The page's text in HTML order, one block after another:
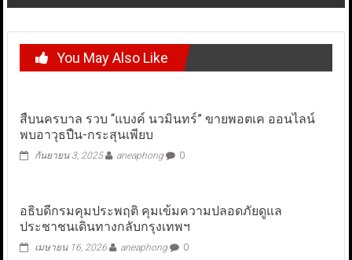
You May Also Like
สืบนครบาล รวบ “แบงค์ นวมินทร์” ขายพอตเค ออนไลน์
พบอาวุธปืน-กระสุนเพียบ
กันยายน 3, 2025 aneaphong 0
อธิบดีกรมคุมประพฤติ คุมเข้มความปลอดภัยดูแล
ประชาชนเดินทางกลับกรุงเทพฯ
เมษายน 16, 2026 aneaphong 0